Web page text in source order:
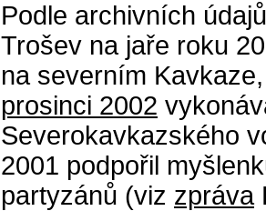
Podle archivních
Trošev na jaře roku
na severním
prosinci 2002
Severokavkazského
2001 podpořil
partyzánů (viz zpráva